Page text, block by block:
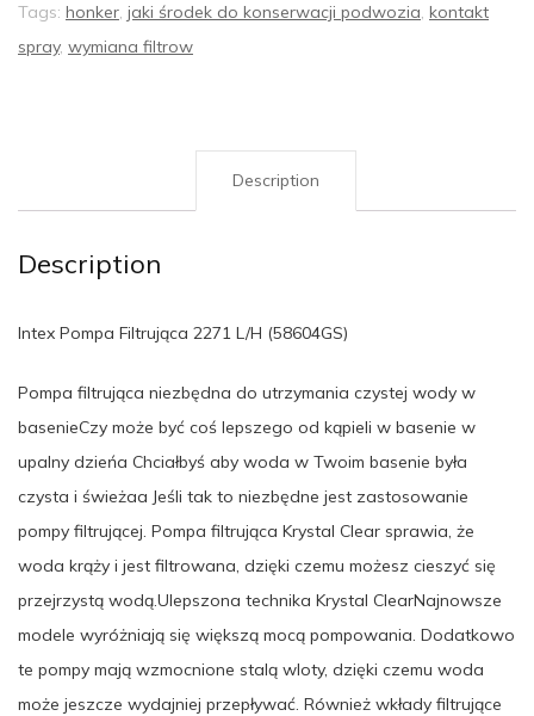
Tags: honker, jaki środek do konserwacji podwozia, kontakt
spray, wymiana filtrow
Description
Description
Intex Pompa Filtrująca 2271 L/H (58604GS)
Pompa filtrująca niezbędna do utrzymania czystej wody w
basenieCzy może być coś lepszego od kąpieli w basenie w
upalny dzieńa Chciałbyś aby woda w Twoim basenie była
czysta i świeżaa Jeśli tak to niezbędne jest zastosowanie
pompy filtrującej. Pompa filtrująca Krystal Clear sprawia, że
woda krąży i jest filtrowana, dzięki czemu możesz cieszyć się
przejrzystą wodą.Ulepszona technika Krystal ClearNajnowsze
modele wyróżniają się większą mocą pompowania. Dodatkowo
te pompy mają wzmocnione stalą wloty, dzięki czemu woda
może jeszcze wydajniej przepływać. Również wkłady filtrujące